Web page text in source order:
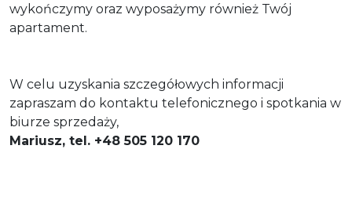
wykończymy oraz wyposażymy również Twój
apartament.
W celu uzyskania szczegółowych informacji
zapraszam do kontaktu telefonicznego i spotkania w
biurze sprzedaży,
Mariusz, tel. +48 505 120 170